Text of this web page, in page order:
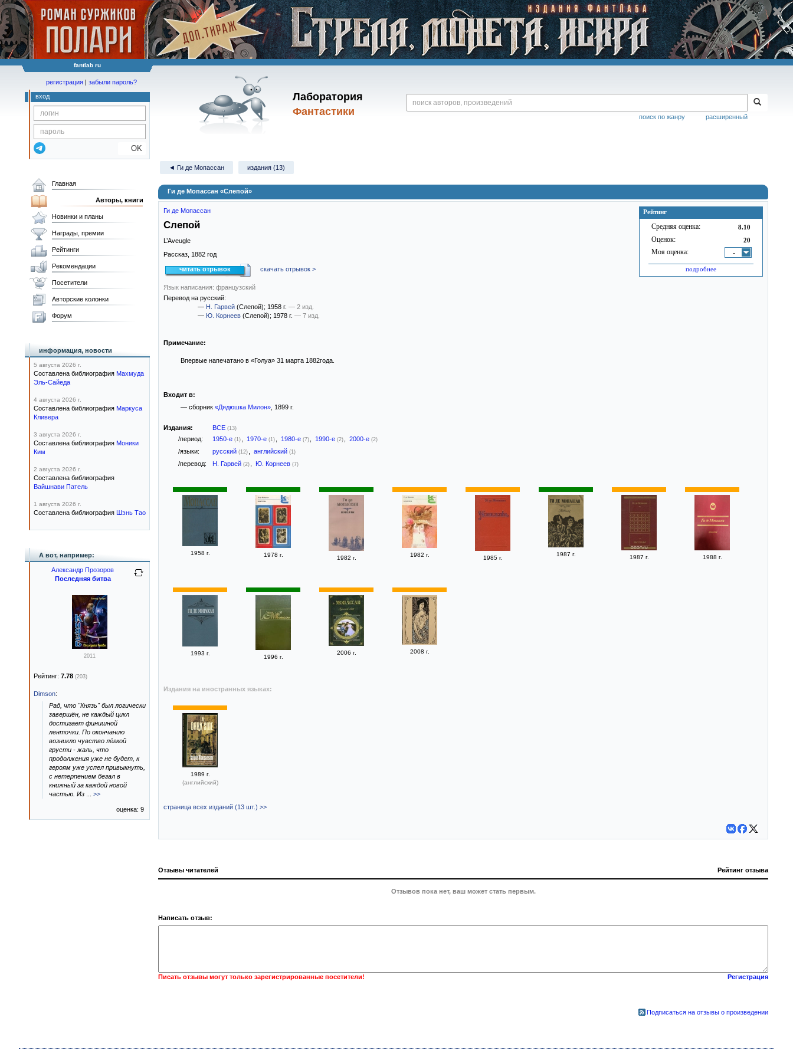
fantlab ru
Лаборатория
Фантастики
расширенный
поиск по жанру
регистрация | забыли пароль?
вход
OK
◄ Ги де Мопассан издания (13)
Ги де Мопассан «Слепой»
Рейтинг
Средняя оценка: 8.10
Оценок: 20
Моя оценка: -
подробнее
Ги де Мопассан
Слепой
L’Aveugle
Рассказ, 1882 год
читать отрывок скачать отрывок >
Язык написания: французский
Перевод на русский:
— Н. Гарвей (Слепой); 1958 г. — 2 изд.
— Ю. Корнеев (Слепой); 1978 г. — 7 изд.
Примечание:
Впервые напечатано в «Голуа» 31 марта 1882года.
Входит в:
— сборник «Дядюшка Милон», 1899 г.
Издания: ВСЕ (13)
/период: 1950-е (1) 1970-е (1) 1980-е (7) 1990-е (2) 2000-е (2)
/языки: русский (12) английский (1)
/перевод: Н. Гарвей (2) Ю. Корнеев (7)
1958 г. 1978 г. 1982 г. 1982 г. 1985 г.
1987 г. 1987 г. 1988 г.
1993 г.
1996 г.
2006 г. 2008 г.
Издания на иностранных языках:
1989 г.
(английский)
страница всех изданий (13 шт.) >>
Отзывы читателей Рейтинг отзыва
Отзывов пока нет, ваш может стать первым.
Написать отзыв:
Писать отзывы могут только зарегистрированные посетители! Регистрация
Подписаться на отзывы о произведении
Главная
Авторы, книги
Новинки и планы
Награды, премии
Рейтинги
Рекомендации
Посетители
Авторские колонки
Форум
информация, новости
5 августа 2026 г.
Составлена библиография Махмуда
Эль-Сайеда
4 августа 2026 г.
Составлена библиография Маркуса
Кливера
3 августа 2026 г.
Составлена библиография Моники
Ким
2 августа 2026 г.
Составлена библиография
Вайшнави Патель
1 августа 2026 г.
Составлена библиография Шэнь Тао
А вот, например:
Александр Прозоров
Последняя битва
2011
Рейтинг: 7.78 (203)
Dimson:
Рад, что "Князь" был логически
завершён, не каждый цикл
достигает финишной
ленточки. По окончанию
возникло чувство лёгкой
грусти - жаль, что
продолжения уже не будет, к
героям уже успел привыкнуть,
с нетерпением бегал в
книжный за каждой новой
частью. Из
>>
оценка: 9